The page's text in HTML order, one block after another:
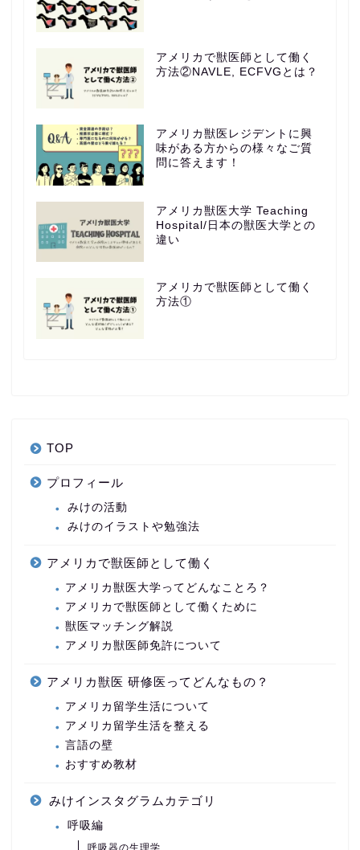
アメリカで獣医師として働く
方法②NAVLE, ECFVGとは？
アメリカ獣医レジデントに興
味がある方からの様々なご質
問に答えます！
アメリカ獣医大学 Teaching
Hospital/日本の獣医大学との
違い
アメリカで獣医師として働く
方法①
TOP
プロフィール
みけの活動
みけのイラストや勉強法
アメリカで獣医師として働く
アメリカ獣医大学ってどんなことろ？
アメリカで獣医師として働くために
獣医マッチング解説
アメリカ獣医師免許について
アメリカ獣医 研修医ってどんなもの？
アメリカ留学生活について
アメリカ留学生活を整える
言語の壁
おすすめ教材
みけインスタグラムカテゴリ
呼吸編
呼吸器の生理学